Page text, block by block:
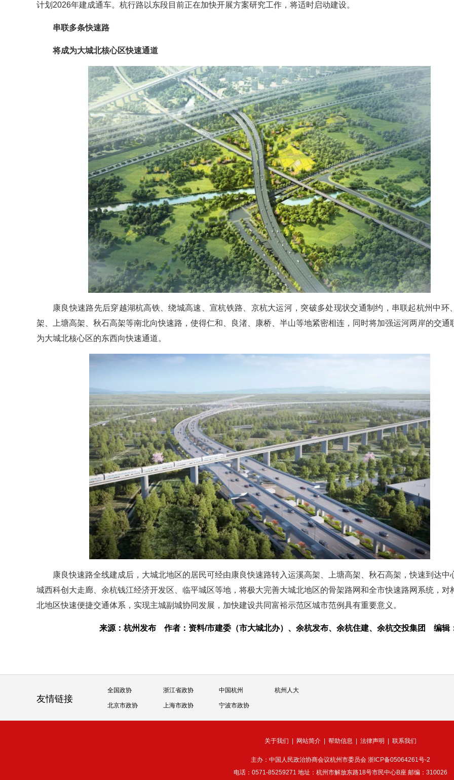
计划2026年建成通车。杭行路以东段目前正在加快开展方案研究工作，将适时启动建设。
串联多条快速路
将成为大城北核心区快速通道
康良快速路先后穿越湖杭高铁、绕城高速、宣杭铁路、京杭大运河，突破多处现状交通制约，串联起杭州中环
架、上塘高架、秋石高架等南北向快速路，使得仁和、良渚、康桥、半山等地紧密相连，同时将加强运河两岸的交通
为大城北核心区的东西向快速通道。
康良快速路全线建成后，大城北地区的居民可经由康良快速路转入运溪高架、上塘高架、秋石高架，快速到达中
城西科创大走廊、余杭钱江经济开发区、临平城区等地，将极大完善大城北地区的骨架路网和全市快速路网系统，对
北地区快速便捷交通体系，实现主城副城协同发展，加快建设共同富裕示范区城市范例具有重要意义。
来源：杭州发布 作者：资料/市建委（市大城北办）、余杭发布、余杭住建、余杭交投集团 编辑
友情链接
全国政协 浙江省政协 中国杭州 杭州人大
北京市政协 上海市政协 宁波市政协
关于我们 网站简介 帮助信息 法律声明 联系我们
主办：中国人民政治协商会议杭州市委员会 浙ICP备05064261号-2
电话：0571-85259271 地址：杭州市解放东路18号市民中心B座 邮编：310026